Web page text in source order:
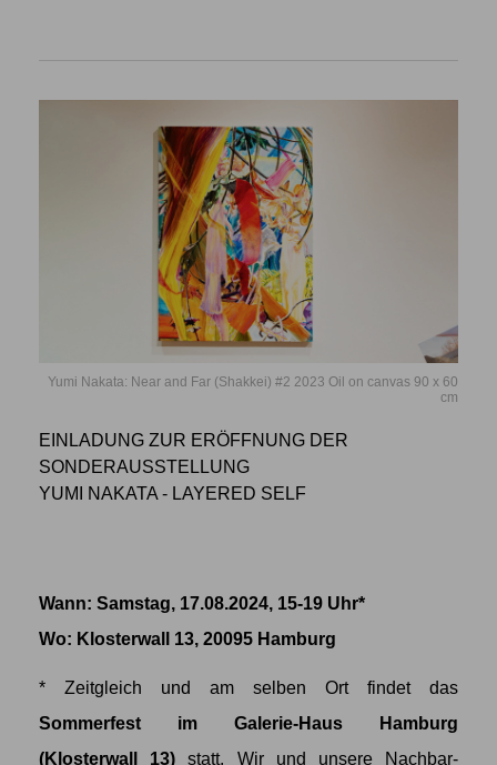
Yumi Nakata: Near and Far (Shakkei) #2 2023 Oil on canvas 90 x 60
cm
EINLADUNG ZUR ERÖFFNUNG DER
SONDERAUSSTELLUNG
YUMI NAKATA - LAYERED SELF
Wann: Samstag, 17.08.2024, 15-19 Uhr*
Wo: Klosterwall 13, 20095 Hamburg
* Zeitgleich und am selben Ort findet das
Sommerfest im Galerie-Haus Hamburg
(Klosterwall 13) statt. Wir und unsere Nachbar-